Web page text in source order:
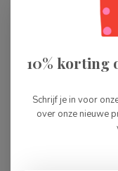
Breukenmissie-
9-10
10% korting
Schrijf je in voor
over onze nieuwe